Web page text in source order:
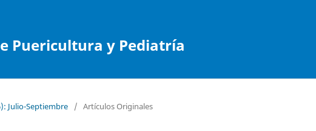
Puericultura y Pediatría
Julio-Septiembre / Artículos Originales